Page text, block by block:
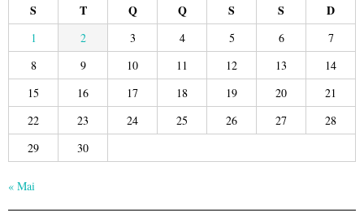
S T Q Q S S D
1 2 3 4 5 6
7
8
9 10 11 12 13
14
15
16 17 18 19 20
21
22
23 24 25 26 27
28
29
30
« Mai